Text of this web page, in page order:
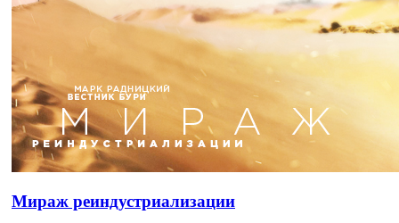
Мираж реиндустриализации